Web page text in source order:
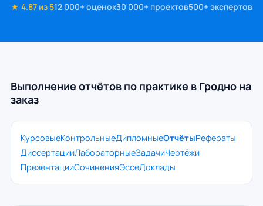
★ 4.87 из 512 000+ оценок30 000+ проектов500+ экспертов
Выполнение отчётов по практике в Гродно на
заказ
КурсовыеКонтрольныеДипломныеОтчётыРефераты
ДиссертацииЛабораторныеЗадачиЧертёжи
ПрезентацииСочиненияЭссеДоклады